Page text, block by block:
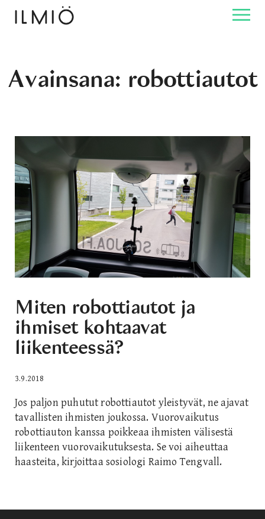
Avainsana: robottiautot
Miten robottiautot ja
ihmiset kohtaavat
liikenteessä?
3.9.2018
Jos paljon puhutut robottiautot yleistyvät, ne ajavat
tavallisten ihmisten joukossa. Vuorovaikutus
robottiauton kanssa poikkeaa ihmisten välisestä
liikenteen vuorovaikutuksesta. Se voi aiheuttaa
haasteita, kirjoittaa sosiologi Raimo Tengvall.